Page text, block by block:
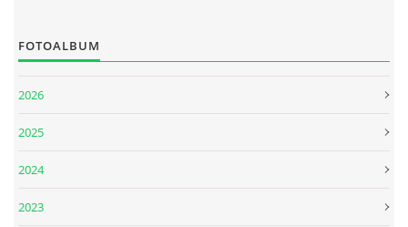
FOTOALBUM
2026
2025
2024
2023